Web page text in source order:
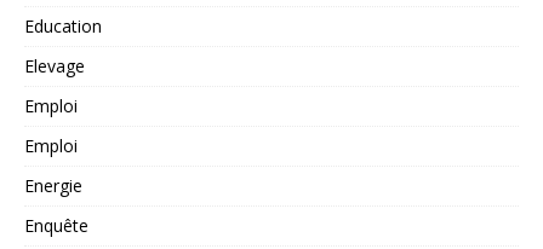
Education
Elevage
Emploi
Emploi
Energie
Enquête